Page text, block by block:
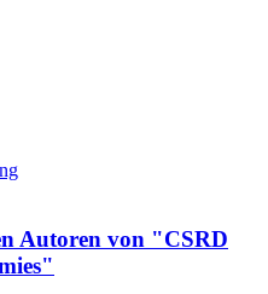
Autoren von "CSRD